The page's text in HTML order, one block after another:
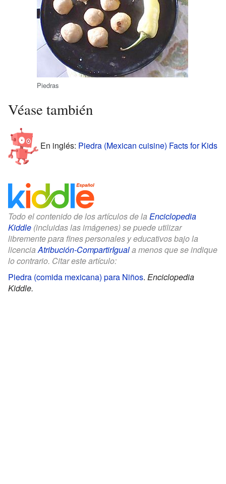
Piedras
Véase también
En inglés: Piedra (Mexican cuisine) Facts for Kids
Todo el contenido de los artículos de la Enciclopedia
Kiddle (incluidas las imágenes) se puede utilizar
libremente para fines personales y educativos bajo la
licenciaAtribución-CompartirIguala menos que se indique
lo contrario. Citar este artículo:
Piedra (comida mexicana) para Niños. Enciclopedia
Kiddle.